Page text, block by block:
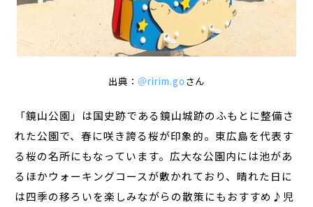
出典： ＠ririm.go さん
「鏡山公園」は国史跡である鏡山城跡のふもとに整備さ
れた公園で、春に咲き誇る桜が印象的。東広島を代表す
る桜の名所にもなっています。広大な公園内には池があ
るほかウォーキングコースが敷かれており、晴れた日に
は四季の移ろいを楽しみながらの散策にもおすすめ♪児